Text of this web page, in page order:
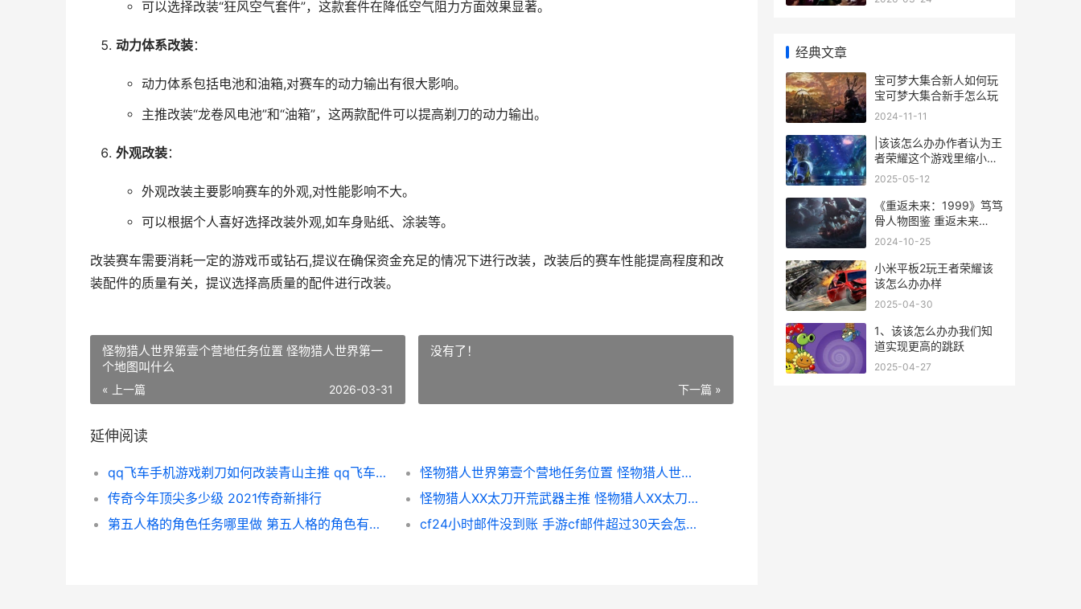
可以选择改装“狂风空气套件”，这款套件在降低空气阻力方面效果显著。
动力体系改装：
动力体系包括电池和油箱,对赛车的动力输出有很大影响。
主推改装“龙卷风电池”和“油箱”，这两款配件可以提高剃刀的动力输出。
外观改装：
外观改装主要影响赛车的外观,对性能影响不大。
可以根据个人喜好选择改装外观,如车身贴纸、涂装等。
改装赛车需要消耗一定的游戏币或钻石,提议在确保资金充足的情况下进行改装，改装后的赛车性能提高程度和改
装配件的质量有关，提议选择高质量的配件进行改装。
怪物猎人世界第壹个营地任务位置 怪物猎人世界第一
个地图叫什么
« 上一篇 2026-03-31
没有了！
下一篇 »
延伸阅读
qq飞车手机游戏剃刀如何改装青山主推 qq飞车手机app
怪物猎人世界第壹个营地任务位置 怪物猎人世界第一个地图叫什么
传奇今年顶尖多少级 2021传奇新排行
怪物猎人XX太刀开荒武器主推 怪物猎人XX太刀毕业套装是什么装备
第五人格的角色任务哪里做 第五人格的角色有哪些
cf24小时邮件没到账 手游cf邮件超过30天会怎么样
经典文章
宝可梦大集合新人如何玩
宝可梦大集合新手怎么玩
2024-11-11
|该该怎么办办作者认为王
者荣耀这个游戏里缩小屏
幕|
2025-05-12
《重返未来：1999》笃笃
骨人物图鉴 重返未来
1999官服
2024-10-25
小米平板2玩王者荣耀该
该怎么办办样
2025-04-30
1、该该怎么办办我们知
道实现更高的跳跃
2025-04-27